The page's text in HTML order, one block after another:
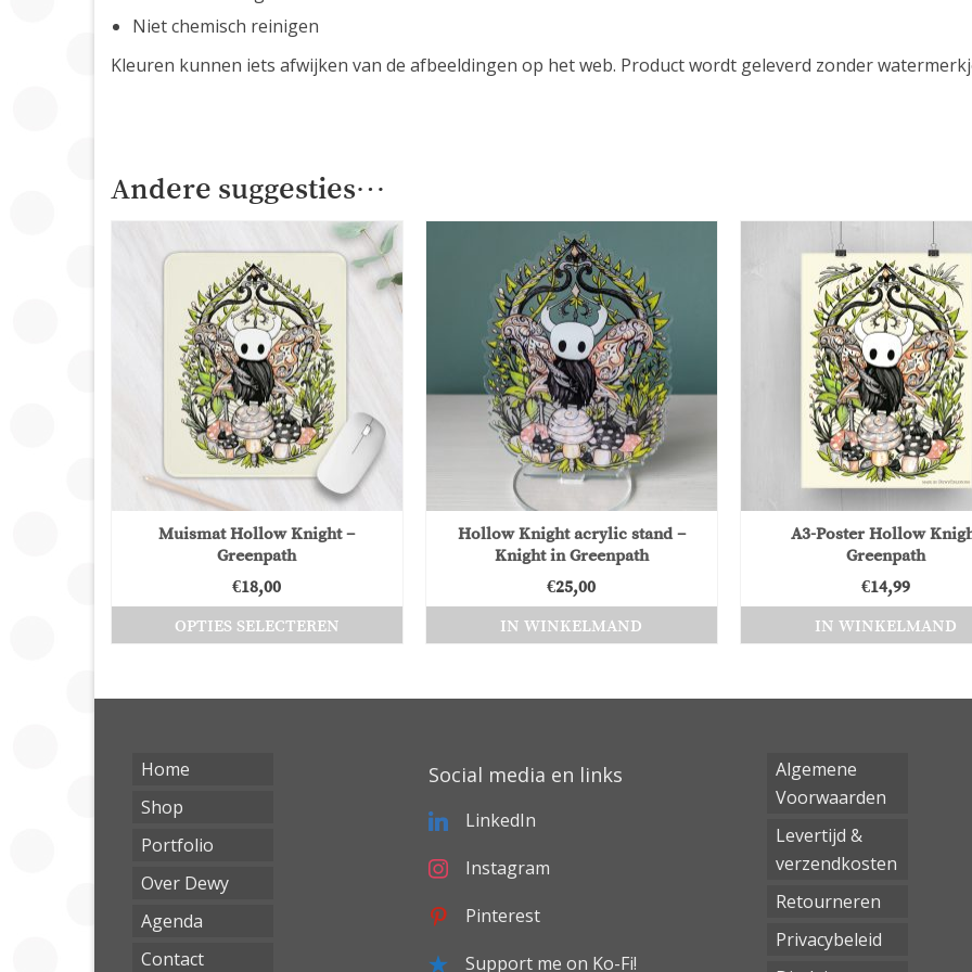
Niet chemisch reinigen
Kleuren kunnen iets afwijken van de afbeeldingen op het web. Product wordt geleverd zonder
Andere suggesties…
Muismat Hollow Knight –
Greenpath
€18,00
OPTIES SELECTEREN
Hollow Knight acrylic stand –
Knight in Greenpath
€25,00
IN WINKELMAND
A3-Poster Hollow
Greenpath
€14,99
IN WINKELMAND
Home
Shop
Portfolio
Over Dewy
Agenda
Contact
Social media en links
LinkedIn
Instagram
Pinterest
Support me on Ko-Fi!
Algemene
Voorwaarden
Levertijd &
verzendkosten
Retourneren
Privacybeleid